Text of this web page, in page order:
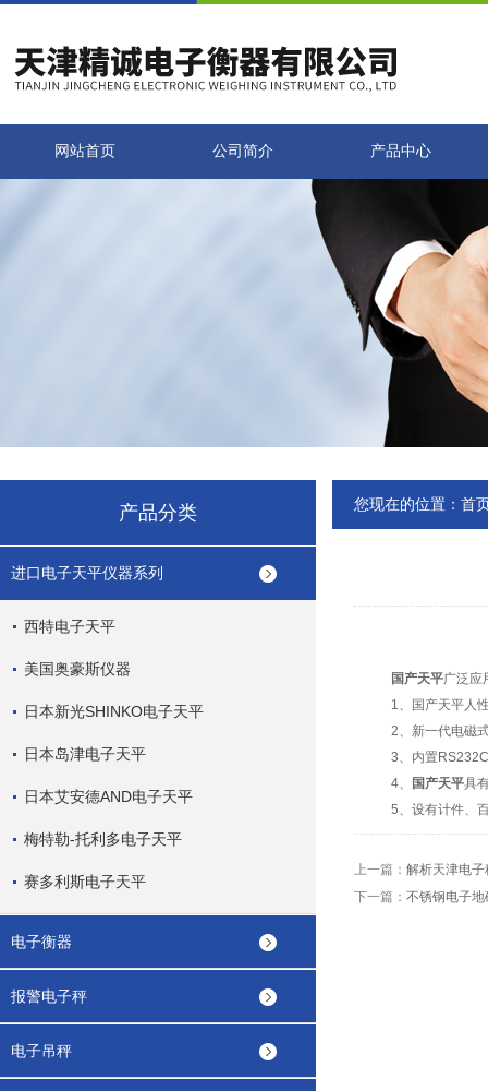
网站首页 公司简介 产品中心
产品分类
进口电子天平仪器系列
西特电子天平
美国奥豪斯仪器
日本新光SHINKO电子天平
日本岛津电子天平
日本艾安德AND电子天平
梅特勒-托利多电子天平
赛多利斯电子天平
电子衡器
报警电子秤
电子吊秤
您现在的位置： 首
国产天平广泛应
1、
国产天平人
2、新一代电磁式
3、内置RS232C
4、
国产天平具
5、设有计件、百
上一篇： 解析天津电
下一篇： 不锈钢电子